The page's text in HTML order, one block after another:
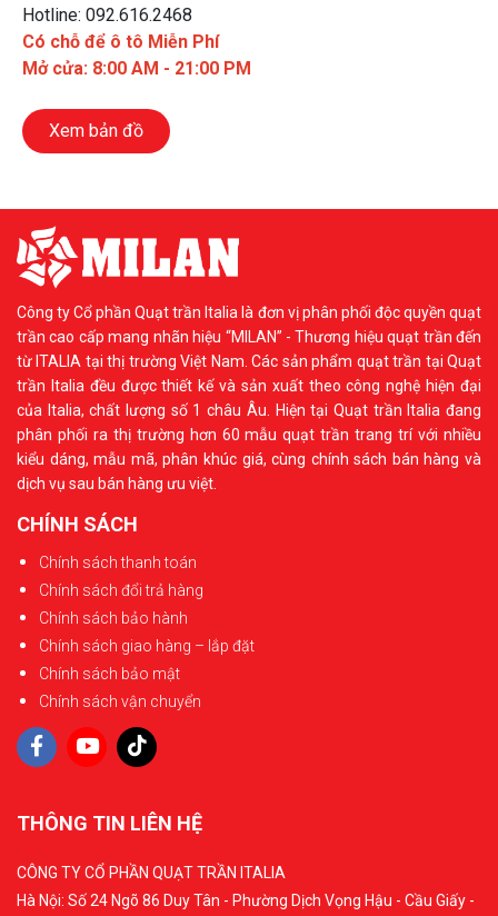
Hotline: 092.616.2468
Có chỗ để ô tô Miễn Phí
Mở cửa: 8:00 AM - 21:00 PM
Xem bản đồ
Công ty Cổ phần Quạt trần Italia là đơn vị phân phối độc quyền quạt
trần cao cấp mang nhãn hiệu “MILAN” - Thương hiệu quạt trần đến
từ ITALIA tại thị trường Việt Nam. Các sản phẩm quạt trần tại Quạt
trần Italia đều được thiết kế và sản xuất theo công nghệ hiện đại
của Italia, chất lượng số 1 châu Âu. Hiện tại Quạt trần Italia đang
phân phối ra thị trường hơn 60 mẫu quạt trần trang trí với nhiều
kiểu dáng, mẫu mã, phân khúc giá, cùng chính sách bán hàng và
dịch vụ sau bán hàng ưu việt.
CHÍNH SÁCH
Chính sách thanh toán
Chính sách đổi trả hàng
Chính sách bảo hành
Chính sách giao hàng – lắp đặt
Chính sách bảo mật
Chính sách vận chuyển
THÔNG TIN LIÊN HỆ
CÔNG TY CỔ PHẦN QUẠT TRẦN ITALIA
Hà Nội: Số 24 Ngõ 86 Duy Tân - Phường Dịch Vọng Hậu - Cầu Giấy -